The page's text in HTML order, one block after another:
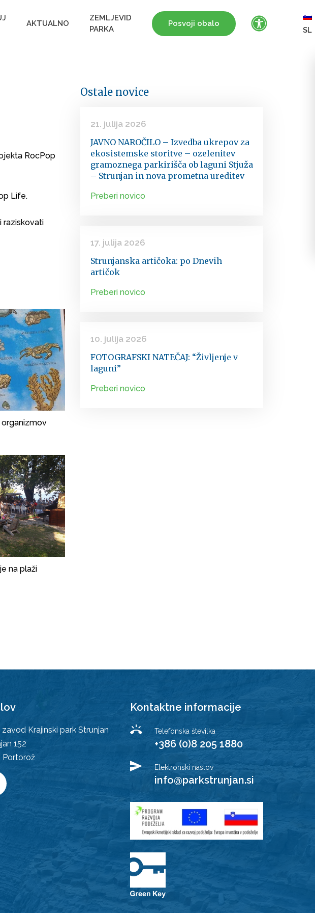
AKTUALNO
ZEMLJEVID
PARKA
Posvoji obalo
SL
RocPop
Life.
raziskovati
organizmov
na plaži
Ostale novice
21. julija 2026
JAVNO NAROČILO – Izvedba ukrepov za
ekosistemske storitve – ozelenitev
gramoznega parkirišča ob laguni Stjuža
– Strunjan in nova prometna ureditev
Preberi novico
17. julija 2026
Strunjanska artičoka: po Dnevih
artičok
Preberi novico
10. julija 2026
FOTOGRAFSKI NATEČAJ: “Življenje v
laguni”
Preberi novico
zavod Krajinski park Strunjan
152
Portorož
Kontaktne informacije
Telefonska številka
+386 (0)8 205 1880
Elektronski naslov
info@parkstrunjan.si